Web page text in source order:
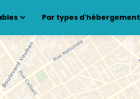
Par types d'hébergement